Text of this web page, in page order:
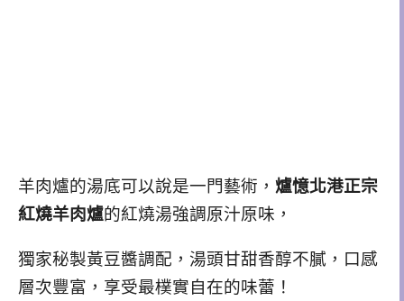
羊肉爐的湯底可以說是一門藝術， 爐憶北港正宗
紅燒羊肉爐的紅燒湯強調原汁原味，
獨家秘製黃豆醬調配，湯頭甘甜香醇不膩，口感
層次豐富，享受最樸實自在的味蕾！